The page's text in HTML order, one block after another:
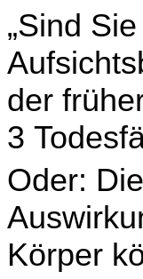
„Sind
der
3
Oder:
Körper